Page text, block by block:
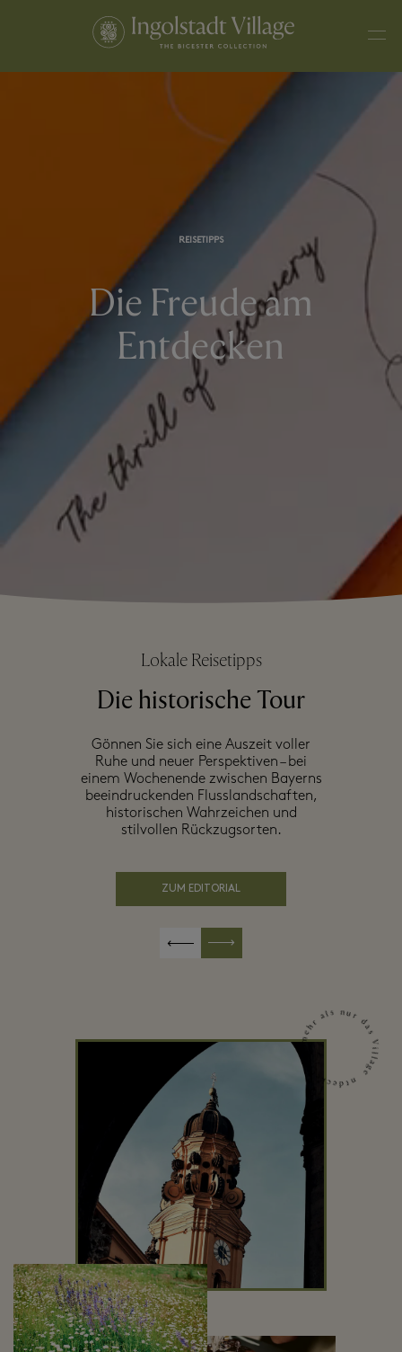
REISETIPPS
Die Freude am
Entdecken
Lokale Reisetipps
Die historische Tour
Gönnen Sie sich eine Auszeit voller
Ruhe und neuer Perspektiven – bei
einem Wochenende zwischen Bayerns
beeindruckenden Flusslandschaften,
historischen Wahrzeichen und
stilvollen Rückzugsorten.
ZUM EDITORIAL
Entdecken Sie mehr als nur das Village …